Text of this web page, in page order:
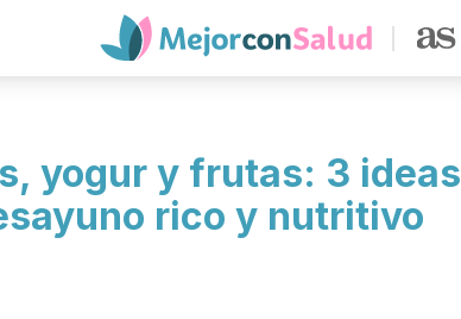
yogur y frutas: 3 ideas
rico y nutritivo